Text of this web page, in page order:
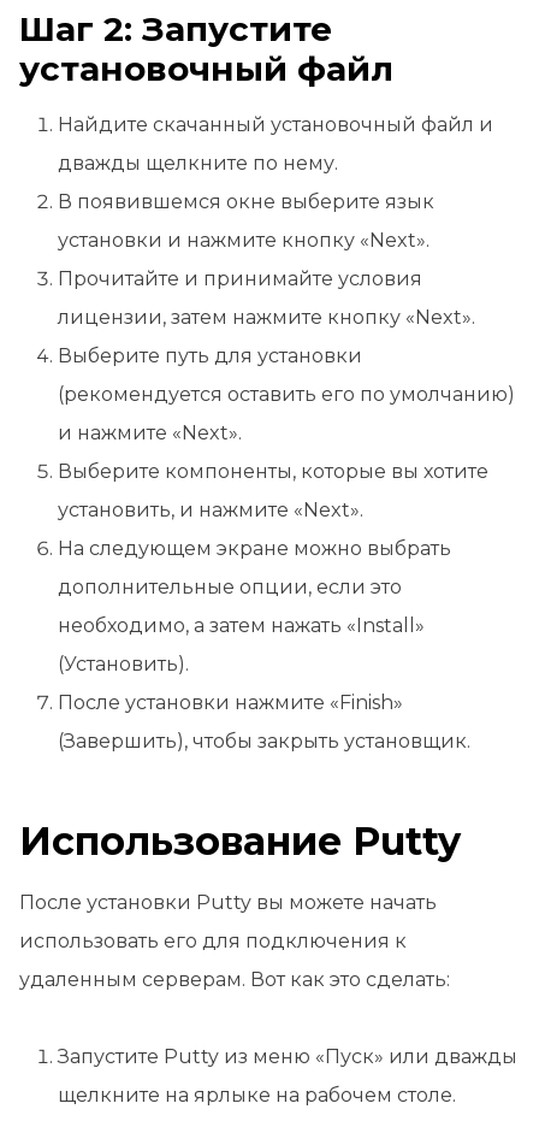
Шаг 2: Запустите
установочный файл
Найдите скачанный установочный файл и
дважды щелкните по нему.
В появившемся окне выберите язык
установки и нажмите кнопку «Next».
Прочитайте и принимайте условия
лицензии, затем нажмите кнопку «Next».
Выберите путь для установки
(рекомендуется оставить его по умолчанию)
и нажмите «Next».
Выберите компоненты, которые вы хотите
установить, и нажмите «Next».
На следующем экране можно выбрать
дополнительные опции, если это
необходимо, а затем нажать «Install»
(Установить).
После установки нажмите «Finish»
(Завершить), чтобы закрыть установщик.
Использование Putty
После установки Putty вы можете начать
использовать его для подключения к
удаленным серверам. Вот как это сделать:
Запустите Putty из меню «Пуск» или дважды
щелкните на ярлыке на рабочем столе.